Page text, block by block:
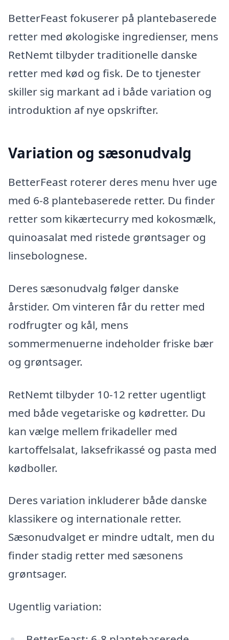
BetterFeast fokuserer på plantebaserede
retter med økologiske ingredienser, mens
RetNemt tilbyder traditionelle danske
retter med kød og fisk. De to tjenester
skiller sig markant ad i både variation og
introduktion af nye opskrifter.
Variation og sæsonudvalg
BetterFeast roterer deres menu hver uge
med 6-8 plantebaserede retter. Du finder
retter som kikærtecurry med kokosmælk,
quinoasalat med ristede grøntsager og
linsebolognese.
Deres sæsonudvalg følger danske
årstider. Om vinteren får du retter med
rodfrugter og kål, mens
sommermenuerne indeholder friske bær
og grøntsager.
RetNemt tilbyder 10-12 retter ugentligt
med både vegetariske og kødretter. Du
kan vælge mellem frikadeller med
kartoffelsalat, laksefrikassé og pasta med
kødboller.
Deres variation inkluderer både danske
klassikere og internationale retter.
Sæsonudvalget er mindre udtalt, men du
finder stadig retter med sæsonens
grøntsager.
Ugentlig variation: